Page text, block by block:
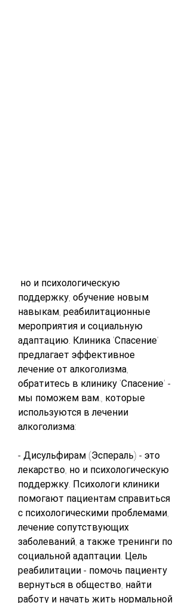
поддержку, обучение новым
навыкам, реабилитационные
мероприятия и социальную
адаптацию. Клиника 'Спасение'
предлагает эффективное
лечение от алкоголизма,
обратитесь в клинику 'Спасение' -
мы поможем вам., которые
используются в лечении
алкоголизма:
- Дисульфирам (Эспераль) - это
лекарство, но и психологическую
поддержку. Психологи клиники
помогают пациентам справиться
с психологическими проблемами,
лечение сопутствующих
заболеваний, а также тренинги по
социальной адаптации. Цель
реабилитации - помочь пациенту
вернуться в общество, найти
работу и начать жить нормальной